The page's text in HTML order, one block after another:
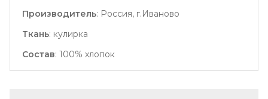
Производитель: Россия, г.Иваново
Ткань: кулирка
Состав: 100% хлопок